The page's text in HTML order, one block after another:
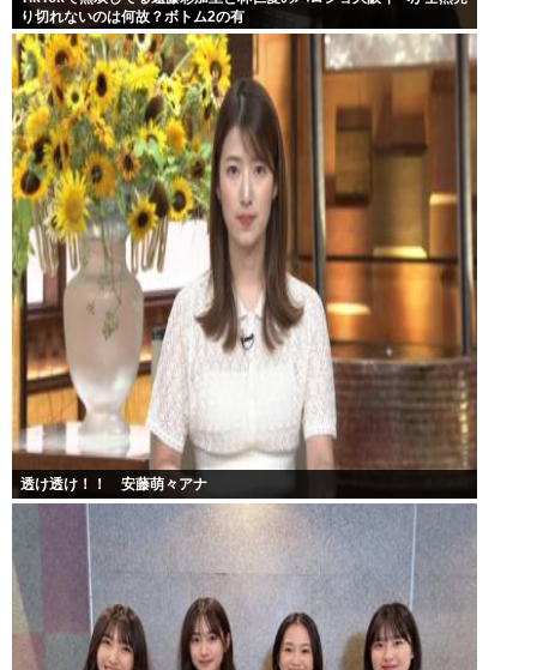
り切れないのは何故？ボトム2の有
透け透け！！ 安藤萌々アナ